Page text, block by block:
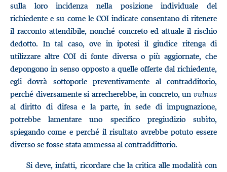
sulla loro incidenza nella posizione individuale del
richiedente e su come le COI indicate consentano di ritenere
il racconto attendibile, nonché concreto ed attuale il rischio
dedotto. In tal caso, ove in ipotesi il giudice ritenga di
utilizzare altre COI di fonte diversa o più aggiornate, che
depongono in senso opposto a quelle offerte dal richiedente,
egli dovrà sottoporle preventivamente al contradditorio,
perché diversamente si arrecherebbe, in concreto, un vulnus
al diritto di difesa e la parte, in sede di impugnazione,
potrebbe lamentare uno specifico pregiudizio subìto,
spiegando come e perché il risultato avrebbe potuto essere
diverso se fosse stata ammessa al contraddittorio.
Si deve, infatti, ricordare che la critica alle modalità con